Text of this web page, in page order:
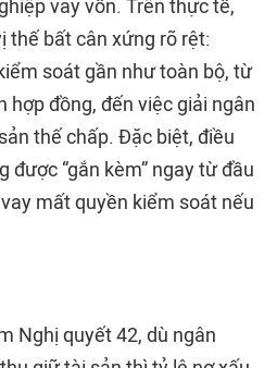
vay vốn. Trên thực tế,
thế bất cân xứng rõ rệt:
soát gần như toàn bộ, từ
hợp đồng, đến việc giải ngân
thế chấp. Đặc biệt, điều
được “gắn kèm” ngay từ đầu
mất quyền kiểm soát nếu
Nghị quyết 42, dù ngân